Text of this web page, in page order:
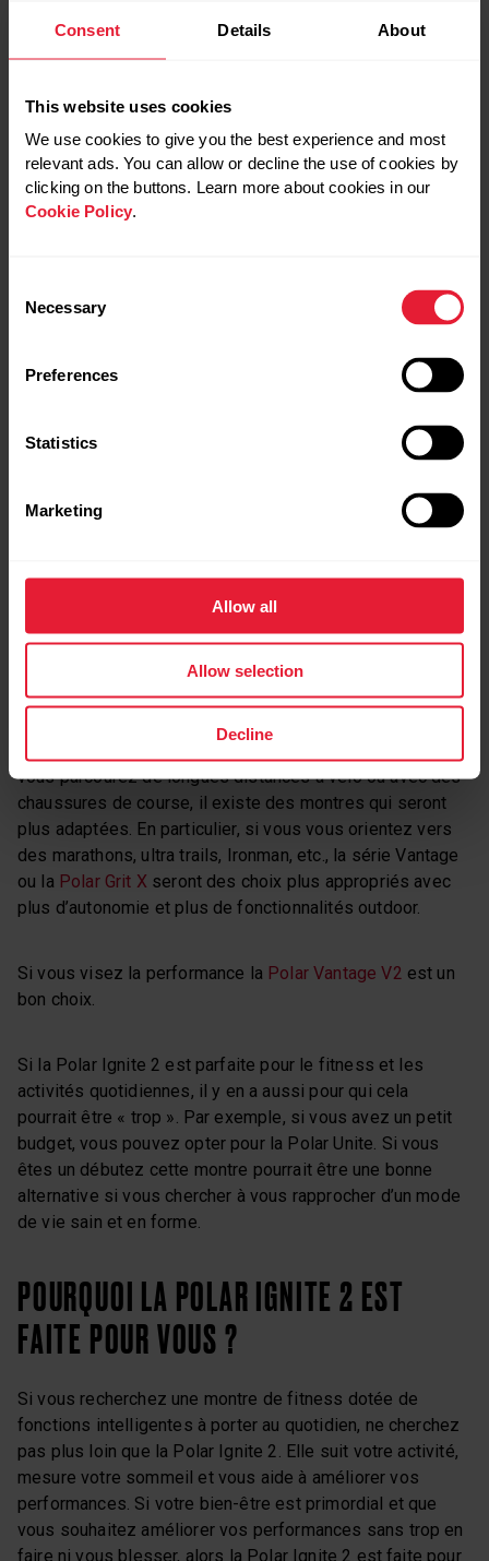
Consent Details About
This website uses cookies
We use cookies to give you the best experience and most
relevant ads. You can allow or decline the use of cookies by
clicking on the buttons. Learn more about cookies in our
Cookie Policy.
Selection
Necessary
Preferences
Statistics
Marketing
Allow all
Allow selection
Decline
historique d’entraînement, votre état de
Objectifs des activités
Utilisation de plans d’entraînement et de
programmes de course
Jusqu’à cinq jours ou 20 heures d’autonomie de
GPS intégré pour une mesure précise de votre
ELLE FAITE POUR VOUS ?
Si la Polar Ignite 2 est une montre de fitness très
complète et constitue le bon choix pour de nombreuses
personnes, la gamme Polar offre de larges possibilités
vous parcourez de longues distances à vélo ou avec des
chaussures de course, il existe des montres qui seront
plus adaptées. En particulier, si vous vous orientez vers
des marathons, ultra trails, Ironman, etc., la série Vantage
ou la Polar Grit X seront des choix plus appropriés avec
plus d’autonomie et plus de fonctionnalités outdoor.
Si vous visez la performance la Polar Vantage V2 est un
bon choix.
Si la Polar Ignite 2 est parfaite pour le fitness et les
activités quotidiennes, il y en a aussi pour qui cela
pourrait être « trop ». Par exemple, si vous avez un petit
budget, vous pouvez opter pour la Polar Unite. Si vous
êtes un débutez cette montre pourrait être une bonne
alternative si vous chercher à vous rapprocher d’un mode
de vie sain et en forme.
POURQUOI LA POLAR IGNITE 2 EST
FAITE POUR VOUS ?
Si vous recherchez une montre de fitness dotée de
fonctions intelligentes à porter au quotidien, ne cherchez
pas plus loin que la Polar Ignite 2. Elle suit votre activité,
mesure votre sommeil et vous aide à améliorer vos
performances. Si votre bien-être est primordial et que
vous souhaitez améliorer vos performances sans trop en
faire ni vous blesser, alors la Polar Ignite 2 est faite pour